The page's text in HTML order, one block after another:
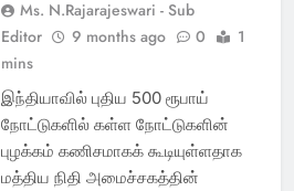
Ms. N.Rajarajeswari - Sub
Editor
9 months ago 0
1
mins
இந்தியாவில் புதிய 500 ரூபாய்
நோட்டுகளில் கள்ள நோட்டுகளின்
புழக்கம் கணிசமாகக் கூடியுள்ளதாக
மத்திய நிதி அமைச்சகத்தின்